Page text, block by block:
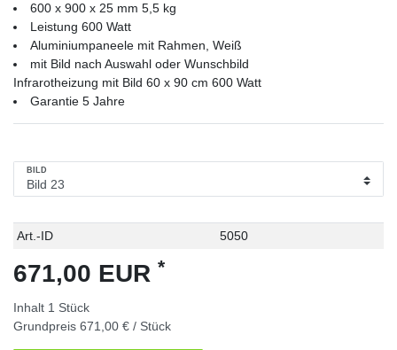
600 x 900 x 25 mm 5,5 kg
Leistung 600 Watt
Aluminiumpaneele mit Rahmen, Weiß
mit Bild nach Auswahl oder Wunschbild
Infrarotheizung mit Bild 60 x 90 cm 600 Watt
Garantie 5 Jahre
BILD
Technisches
Wert
Art.-ID 5050
671,00 EUR *
Inhalt 1 Stück
Grundpreis 671,00 € / Stück